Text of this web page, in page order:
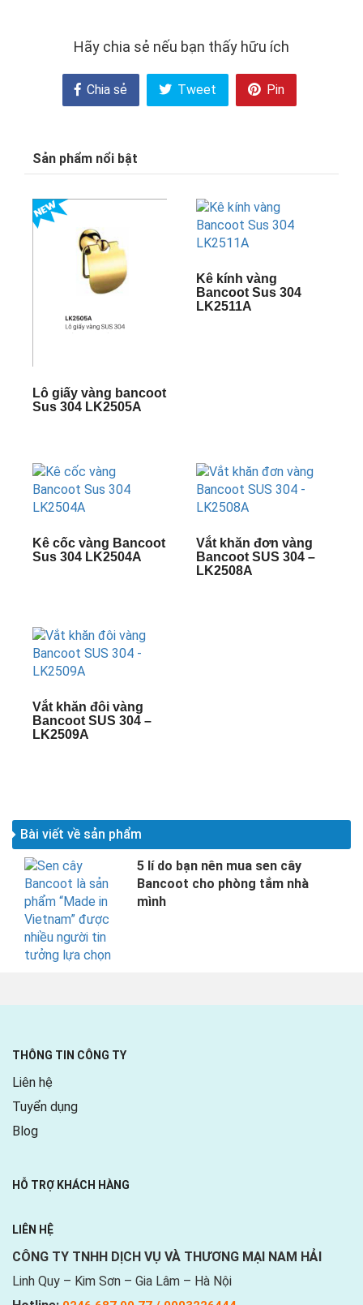
Hãy chia sẻ nếu bạn thấy hữu ích
Chia sẻ Tweet Pin
Sản phẩm nổi bật
Lô giấy vàng bancoot
Sus 304 LK2505A
Kê kính vàng
Bancoot Sus 304
LK2511A
Kê cốc vàng Bancoot
Sus 304 LK2504A
Vắt khăn đơn vàng
Bancoot SUS 304 –
LK2508A
Vắt khăn đôi vàng
Bancoot SUS 304 –
LK2509A
Bài viết về sản phẩm
5 lí do bạn nên mua sen cây
Bancoot cho phòng tắm nhà
mình
THÔNG TIN CÔNG TY
Liên hệ
Tuyển dụng
Blog
HỖ TRỢ KHÁCH HÀNG
LIÊN HỆ
CÔNG TY TNHH DỊCH VỤ VÀ THƯƠNG MẠI NAM HẢI
Linh Quy – Kim Sơn – Gia Lâm – Hà Nội